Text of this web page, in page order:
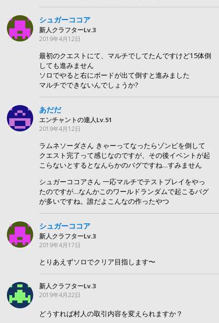
シュガーココア
新人クラフターLv.3
2019年4月12日
最初のクエストにて、マルチでしてたんですけど15体倒
しても進みません
ソロでやると右にボードが出て倒すと進みました
マルチでできないんでしょうか?
あだだ
エンチャントの達人Lv.51
2019年4月12日
ラムネソーダさん きゃーってなったらゾンビを倒して
クエスト完了って感じなのですが、その後イベントが起
こらないとするとなんらかのバグですね…すみません
シュガーココアさん 一応マルチでテストプレイをやっ
たのですが…なんかこのワールドランダムで起こるバグ
が多いですね。誰だよこんなの作ったやつ
シュガーココア
新人クラフターLv.3
2019年4月17日
とりあえずソロでクリア目指します〜
新人クラフターLv.3
2019年4月22日
どうすれば村人の取引内容を変えられますか？